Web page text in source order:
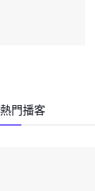
熱門播客